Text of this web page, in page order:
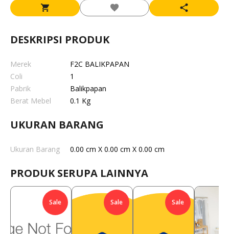
DESKRIPSI PRODUK
Merek
F2C BALIKPAPAN
Coli
1
Pabrik
Balikpapan
Berat Mebel
0.1 Kg
UKURAN BARANG
Ukuran Barang 0.00 cm X 0.00 cm X 0.00 cm
PRODUK SERUPA LAINNYA
Sale Sale Sale